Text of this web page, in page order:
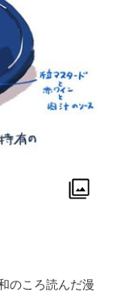
のころ読んだ漫